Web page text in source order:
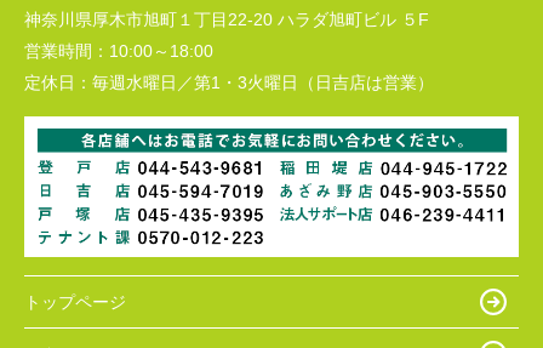
神奈川県厚木市旭町１丁目22-20 ハラダ旭町ビル ５F
営業時間： 10:00～18:00
定休日： 毎週水曜日／第1・3火曜日（日吉店は営業）
トップページ